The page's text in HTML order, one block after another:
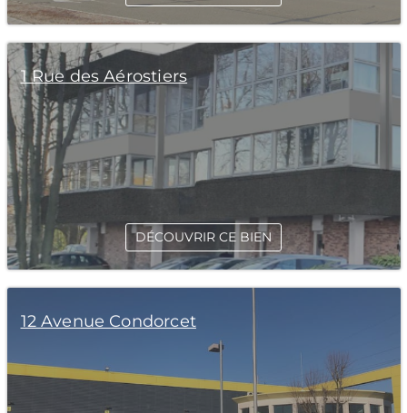
1 Rue des Aérostiers
DÉCOUVRIR CE BIEN
12 Avenue Condorcet